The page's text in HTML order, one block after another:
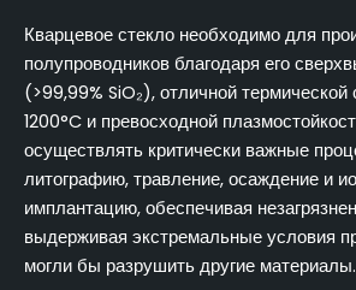
Как системы ионной имплантации
свойств кварцевого стекла?
Какие степени чистоты кварцевого
соответствуют различным
Какие технические характеристики
наибольшее значение при закупке
полупроводников?
Как проверить стандарты качества
Кварцевое стекло необходимо для
полупроводников благодаря его
(>99,99% SiO₂), отличной термической
1200°C и превосходной
осуществлять критически важные
литографию, травление, осаждение и
имплантацию, обеспечивая
выдерживая экстремальные условия
могли бы разрушить другие материалы.